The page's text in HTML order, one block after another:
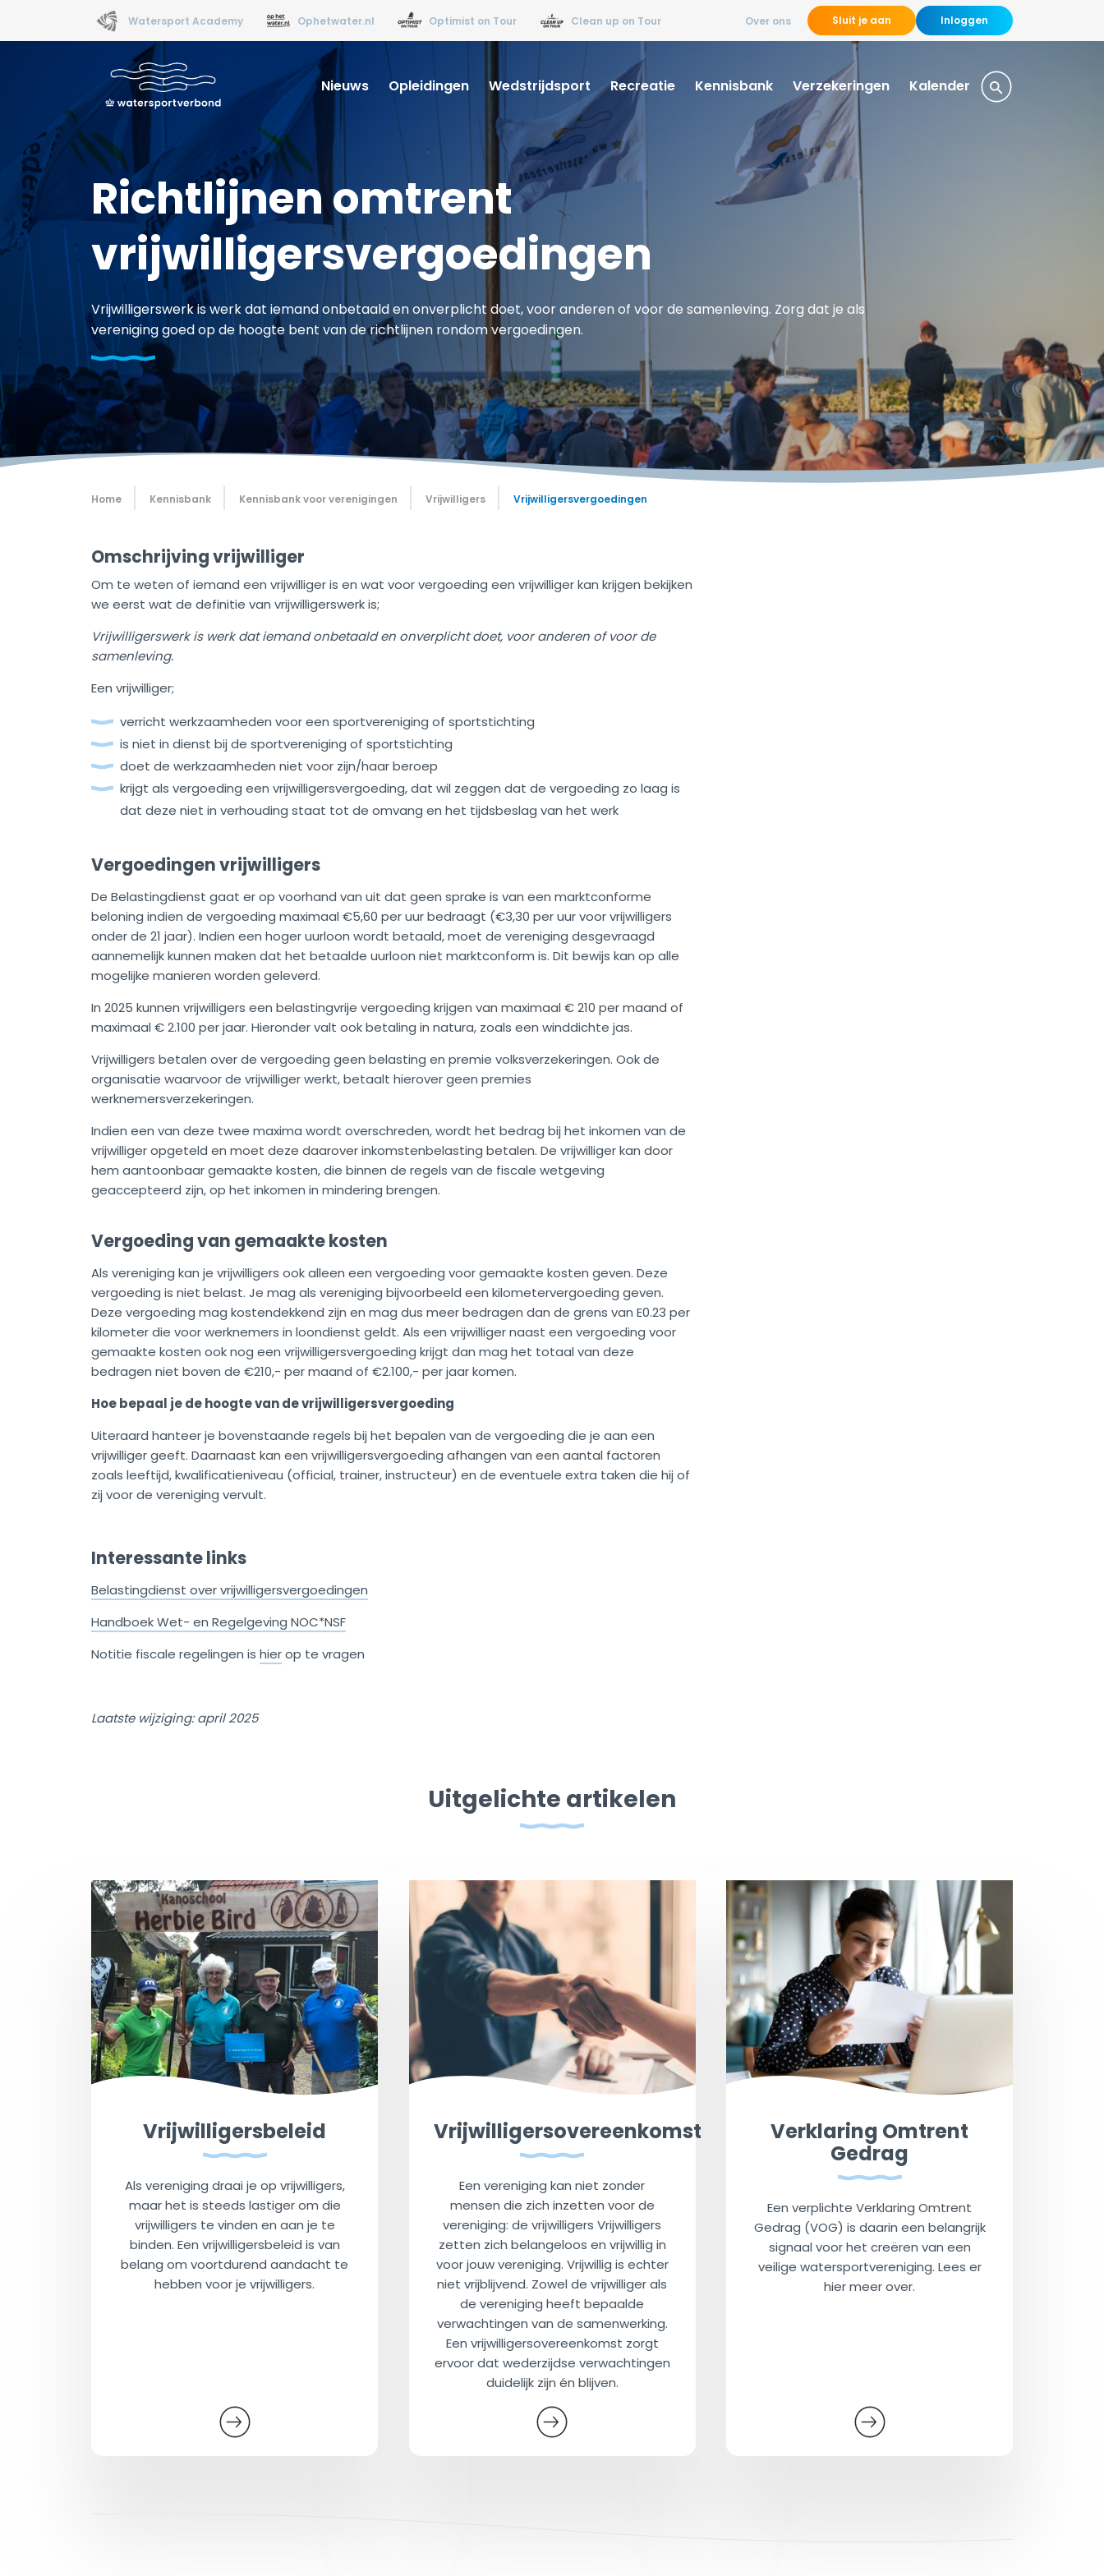
Watersport Academy Ophetwater.nl Optimist on Tour Clean up on Tour Over ons Sluit je aan Inloggen
Nieuws Opleidingen Wedstrijdsport Recreatie Kennisbank Verzekeringen Kalender
Richtlijnen omtrent
vrijwilligersvergoedingen
Vrijwilligerswerk is werk dat iemand onbetaald en onverplicht doet, voor anderen of voor de samenleving. Zorg dat je als
vereniging goed op de hoogte bent van de richtlijnen rondom vergoedingen.
Home Kennisbank Kennisbank voor verenigingen Vrijwilligers Vrijwilligersvergoedingen
Omschrijving vrijwilliger
Om te weten of iemand een vrijwilliger is en wat voor vergoeding een vrijwilliger kan krijgen bekijken
we eerst wat de definitie van vrijwilligerswerk is;
Vrijwilligerswerk is werk dat iemand onbetaald en onverplicht doet, voor anderen of voor de
samenleving.
Een vrijwilliger;
verricht werkzaamheden voor een sportvereniging of sportstichting
is niet in dienst bij de sportvereniging of sportstichting
doet de werkzaamheden niet voor zijn/haar beroep
krijgt als vergoeding een vrijwilligersvergoeding, dat wil zeggen dat de vergoeding zo laag is
dat deze niet in verhouding staat tot de omvang en het tijdsbeslag van het werk
Vergoedingen vrijwilligers
De Belastingdienst gaat er op voorhand van uit dat geen sprake is van een marktconforme
beloning indien de vergoeding maximaal €5,60 per uur bedraagt (€3,30 per uur voor vrijwilligers
onder de 21 jaar). Indien een hoger uurloon wordt betaald, moet de vereniging desgevraagd
aannemelijk kunnen maken dat het betaalde uurloon niet marktconform is. Dit bewijs kan op alle
mogelijke manieren worden geleverd.
In 2025 kunnen vrijwilligers een belastingvrije vergoeding krijgen van maximaal € 210 per maand of
maximaal € 2.100 per jaar. Hieronder valt ook betaling in natura, zoals een winddichte jas.
Vrijwilligers betalen over de vergoeding geen belasting en premie volksverzekeringen. Ook de
organisatie waarvoor de vrijwilliger werkt, betaalt hierover geen premies
werknemersverzekeringen.
Indien een van deze twee maxima wordt overschreden, wordt het bedrag bij het inkomen van de
vrijwilliger opgeteld en moet deze daarover inkomstenbelasting betalen. De vrijwilliger kan door
hem aantoonbaar gemaakte kosten, die binnen de regels van de fiscale wetgeving
geaccepteerd zijn, op het inkomen in mindering brengen.
Vergoeding van gemaakte kosten
Als vereniging kan je vrijwilligers ook alleen een vergoeding voor gemaakte kosten geven. Deze
vergoeding is niet belast. Je mag als vereniging bijvoorbeeld een kilometervergoeding geven.
Deze vergoeding mag kostendekkend zijn en mag dus meer bedragen dan de grens van E0.23 per
kilometer die voor werknemers in loondienst geldt. Als een vrijwilliger naast een vergoeding voor
gemaakte kosten ook nog een vrijwilligersvergoeding krijgt dan mag het totaal van deze
bedragen niet boven de €210,- per maand of €2.100,- per jaar komen.
Hoe bepaal je de hoogte van de vrijwilligersvergoeding
Uiteraard hanteer je bovenstaande regels bij het bepalen van de vergoeding die je aan een
vrijwilliger geeft. Daarnaast kan een vrijwilligersvergoeding afhangen van een aantal factoren
zoals leeftijd, kwalificatieniveau (official, trainer, instructeur) en de eventuele extra taken die hij of
zij voor de vereniging vervult.
Interessante links
Belastingdienst over vrijwilligersvergoedingen
Handboek Wet- en Regelgeving NOC*NSF
Notitie fiscale regelingen is hierop te vragen
Laatste wijziging: april 2025
Uitgelichte artikelen
Vrijwilligersbeleid
Als vereniging draai je op vrijwilligers,
maar het is steeds lastiger om die
vrijwilligers te vinden en aan je te
binden. Een vrijwilligersbeleid is van
belang om voortdurend aandacht te
hebben voor je vrijwilligers.
Vrijwilligersovereenkomst
Een vereniging kan niet zonder
mensen die zich inzetten voor de
vereniging: de vrijwilligers Vrijwilligers
zetten zich belangeloos en vrijwillig in
voor jouw vereniging. Vrijwillig is echter
niet vrijblijvend. Zowel de vrijwilliger als
de vereniging heeft bepaalde
verwachtingen van de samenwerking.
Een vrijwilligersovereenkomst zorgt
ervoor dat wederzijdse verwachtingen
duidelijk zijn én blijven.
Verklaring Omtrent
Gedrag
Een verplichte Verklaring Omtrent
Gedrag (VOG) is daarin een belangrijk
signaal voor het creëren van een
veilige watersportvereniging. Lees er
hier meer over.